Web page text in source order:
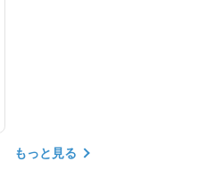
もっと見る